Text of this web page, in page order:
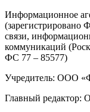
Информационное
(зарегистрировано
связи,
коммуникаций
ФС 77 – 85577)
Учредитель: ООО
Главный редактор: